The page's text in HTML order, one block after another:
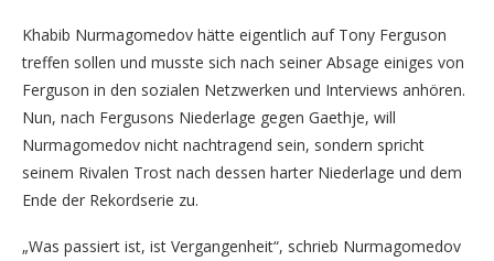
Khabib Nurmagomedov hätte eigentlich auf Tony Ferguson
treffen sollen und musste sich nach seiner Absage einiges von
Ferguson in den sozialen Netzwerken und Interviews anhören.
Nun, nach Fergusons Niederlage gegen Gaethje, will
Nurmagomedov nicht nachtragend sein, sondern spricht
seinem Rivalen Trost nach dessen harter Niederlage und dem
Ende der Rekordserie zu.
„Was passiert ist, ist Vergangenheit“, schrieb Nurmagomedov